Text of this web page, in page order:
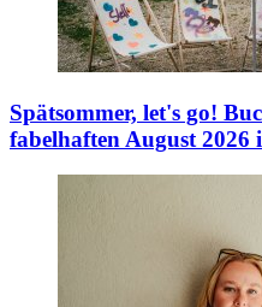
Spätsommer, let's go!
fabelhaften August 2026